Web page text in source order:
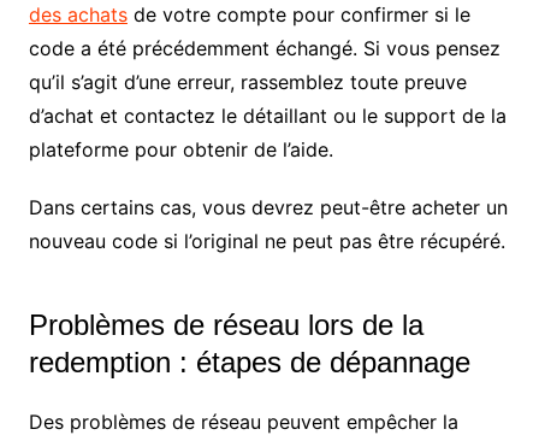
des achatsde votre compte pour confirmer si le
code a été précédemment échangé. Si vous pensez
qu’il s’agit d’une erreur, rassemblez toute preuve
d’achat et contactez le détaillant ou le support de la
plateforme pour obtenir de l’aide.
Dans certains cas, vous devrez peut-être acheter un
nouveau code si l’original ne peut pas être récupéré.
Problèmes de réseau lors de la
redemption : étapes de dépannage
Des problèmes de réseau peuvent empêcher la